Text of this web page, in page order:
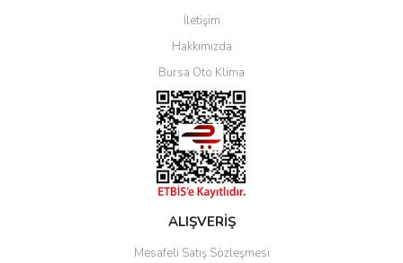
Yorum Yaz
İletişim
Hakkımızda
Bursa Oto Klima
ALIŞVERİŞ
Mesafeli Satış Sözleşmesi